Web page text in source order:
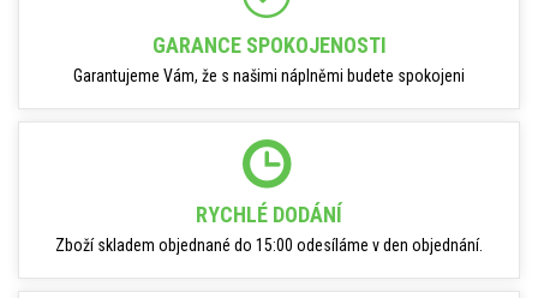
GARANCE SPOKOJENOSTI
Garantujeme Vám, že s našimi náplněmi budete spokojeni
RYCHLÉ DODÁNÍ
Zboží skladem objednané do 15:00 odesíláme v den objednání.